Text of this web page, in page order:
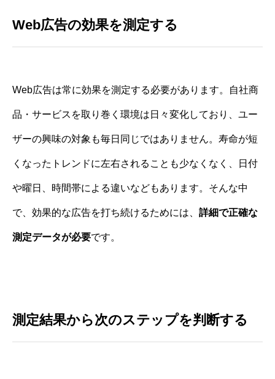
Web広告の効果を測定する
Web広告は常に効果を測定する必要があります。自社商
品・サービスを取り巻く環境は日々変化しており、ユー
ザーの興味の対象も毎日同じではありません。寿命が短
くなったトレンドに左右されることも少なくなく、日付
や曜日、時間帯による違いなどもあります。そんな中
で、効果的な広告を打ち続けるためには、 詳細で正確な
測定データが必要です。
測定結果から次のステップを判断する